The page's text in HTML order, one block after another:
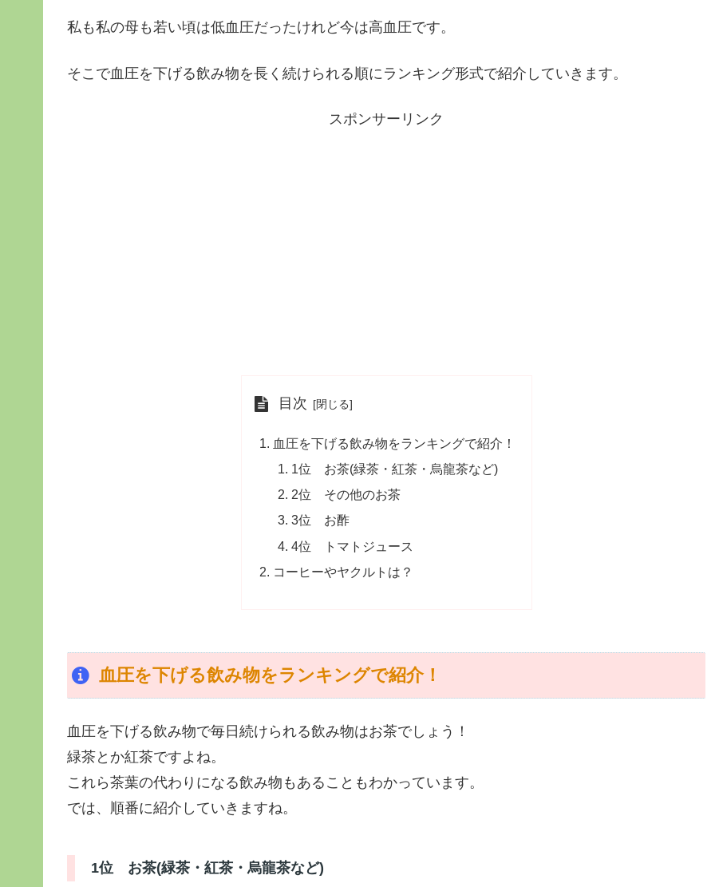
私も私の母も若い頃は低血圧だったけれど今は高血圧です。
そこで血圧を下げる飲み物を長く続けられる順にランキング形式で紹介していきます。
スポンサーリンク
目次
血圧を下げる飲み物をランキングで紹介！
1位 お茶(緑茶・紅茶・烏龍茶など)
2位 その他のお茶
3位 お酢
4位 トマトジュース
コーヒーやヤクルトは？
血圧を下げる飲み物をランキングで紹介！
血圧を下げる飲み物で毎日続けられる飲み物はお茶でしょう！
緑茶とか紅茶ですよね。
これら茶葉の代わりになる飲み物もあることもわかっています。
では、順番に紹介していきますね。
1位 お茶(緑茶・紅茶・烏龍茶など)